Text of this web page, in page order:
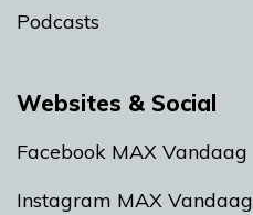
Podcasts
Websites & Social
Facebook MAX Vandaag
Instagram MAX Vandaag